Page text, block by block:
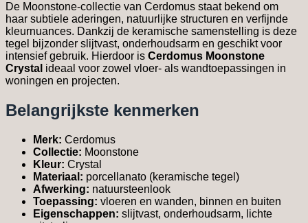
De Moonstone-collectie van Cerdomus staat bekend om
haar subtiele aderingen, natuurlijke structuren en verfijnde
kleurnuances. Dankzij de keramische samenstelling is deze
tegel bijzonder slijtvast, onderhoudsarm en geschikt voor
intensief gebruik. Hierdoor is Cerdomus Moonstone
Crystal ideaal voor zowel vloer- als wandtoepassingen in
woningen en projecten.
Belangrijkste kenmerken
Merk: Cerdomus
Collectie: Moonstone
Kleur: Crystal
Materiaal: porcellanato (keramische tegel)
Afwerking: natuursteenlook
Toepassing: vloeren en wanden, binnen en buiten
Eigenschappen: slijtvast, onderhoudsarm, lichte